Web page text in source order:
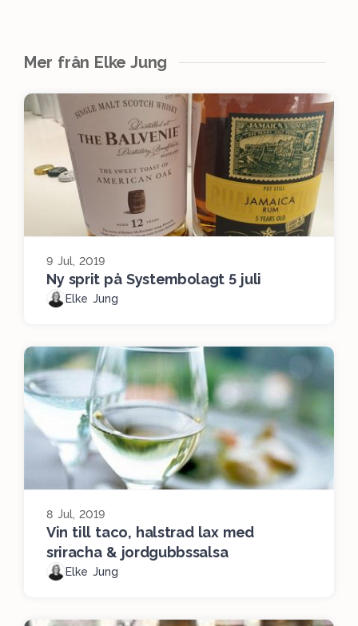
Mer från Elke Jung
9 Jul, 2019
Ny sprit på Systembolagt 5 juli
Elke Jung
8 Jul, 2019
Vin till taco, halstrad lax med
sriracha & jordgubbssalsa
Elke Jung